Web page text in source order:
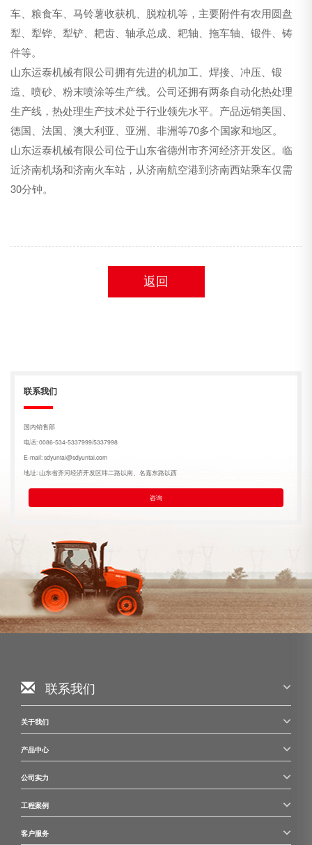
车、粮食车、马铃薯收获机、脱粒机等，主要附件有农用圆盘
犁、犁铧、犁铲、耙齿、轴承总成、耙轴、拖车轴、锻件、铸
件等。
山东运泰机械有限公司拥有先进的机加工、焊接、冲压、锻
造、喷砂、粉末喷涂等生产线。公司还拥有两条自动化热处理
生产线，热处理生产技术处于行业领先水平。产品远销美国、
德国、法国、澳大利亚、亚洲、非洲等70多个国家和地区。
山东运泰机械有限公司位于山东省德州市齐河经济开发区。临
近济南机场和济南火车站，从济南航空港到济南西站乘车仅需
30分钟。
返回
联系我们
国内销售部
电话: 0086-534-5337999/5337998
E-mail: sdyuntai@sdyuntai.com
地址: 山东省齐河经济开发区纬二路以南、名嘉东路以西
咨询
联系我们
关于我们
产品中心
公司实力
工程案例
客户服务